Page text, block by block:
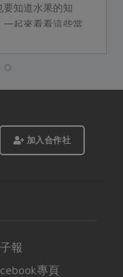
要知道水果的知
一起來看看這些當
意外的Point吧！
加入合作社
報
專頁